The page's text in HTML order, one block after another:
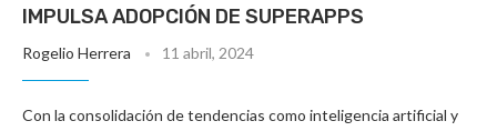
IMPULSA ADOPCIÓN DE SUPERAPPS
Rogelio Herrera 11 abril, 2024
Con la consolidación de tendencias como inteligencia artificial y